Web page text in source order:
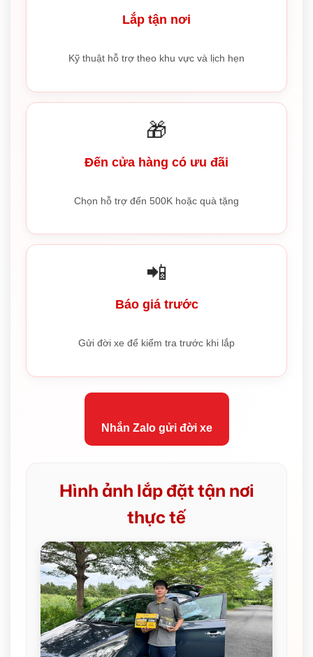
Lắp tận nơi
Kỹ thuật hỗ trợ theo khu vực và lịch hẹn
🎁
Đến cửa hàng có ưu đãi
Chọn hỗ trợ đến 500K hoặc quà tặng
📲
Báo giá trước
Gửi đời xe để kiểm tra trước khi lắp
Nhắn Zalo gửi đời xe
Hình ảnh lắp đặt tận nơi
thực tế